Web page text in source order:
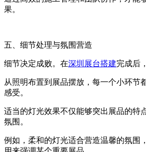
果。
五、细节处理与氛围营造
细节决定成败。在深圳展台搭建完成后
从照明布置到展品摆放，每一个小环节
感受。
适当的灯光效果不仅能够突出展品的特
氛围。
例如，柔和的灯光适合营造温馨的氛围